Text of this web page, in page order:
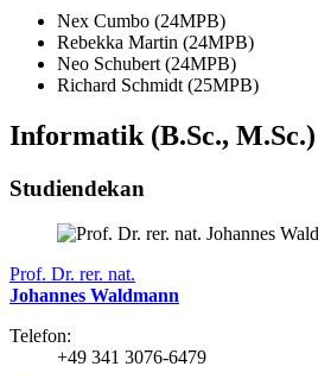
Nex Cumbo (24MPB)
Rebekka Martin (24MPB)
Neo Schubert (24MPB)
Richard Schmidt (25MPB)
Informatik (B.Sc., M.Sc.)
Studiendekan
Prof. Dr. rer. nat.
Johannes Waldmann
Telefon:
+49 341 3076-6479